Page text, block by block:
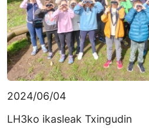
2024/06/04
LH3ko ikasleak Txingudin